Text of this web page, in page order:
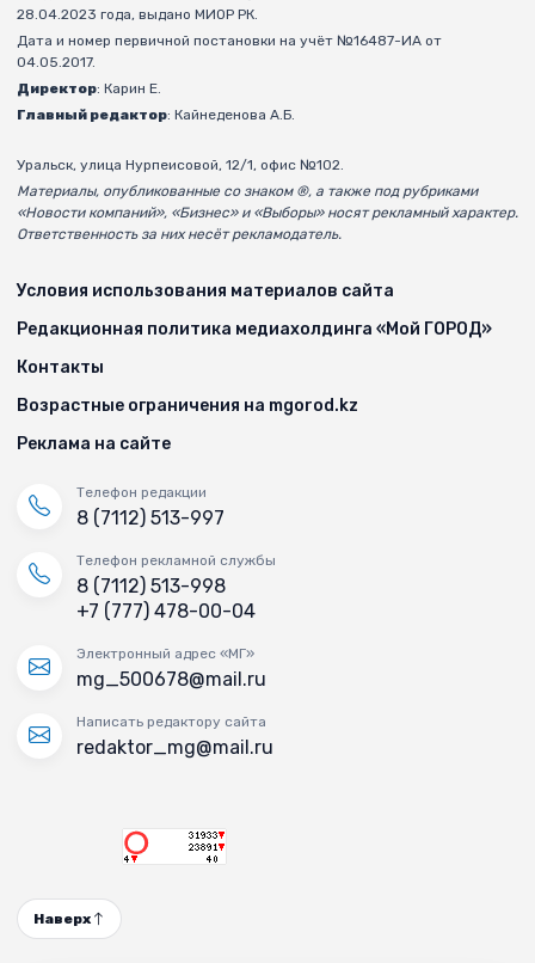
28.04.2023 года, выдано МИОР РК.
Дата и номер первичной постановки на учёт №16487-ИА от
04.05.2017.
Директор: Карин Е.
Главный редактор: Кайнеденова А.Б.
Уральск, улица Нурпеисовой, 12/1, офис №102.
Материалы, опубликованные со знаком ®, а также под рубриками
«Новости компаний», «Бизнес» и «Выборы» носят рекламный характер.
Ответственность за них несёт рекламодатель.
Условия использования материалов сайта
Редакционная политика медиахолдинга «Мой ГОРОД»
Контакты
Возрастные ограничения на mgorod.kz
Реклама на сайте
Телефон редакции
8 (7112) 513-997
Телефон рекламной службы
8 (7112) 513-998
+7 (777) 478-00-04
Электронный адрес «МГ»
mg_500678@mail.ru
Написать редактору сайта
redaktor_mg@mail.ru
Наверх